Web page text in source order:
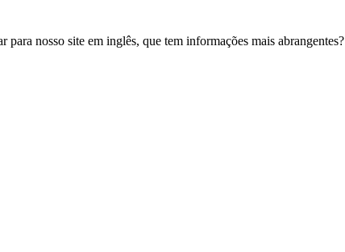
nosso site em inglês, que tem informações mais abrangentes?